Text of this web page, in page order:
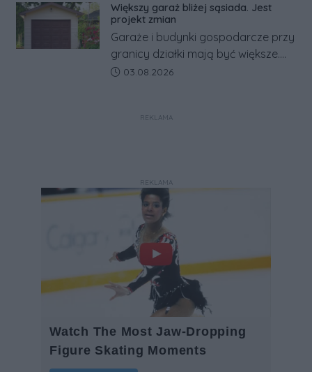
alarmowych, alertów RCB i aplikacji
w jeden system.
Większy garaż bliżej sąsiada. Jest
projekt zmian
Garaże i budynki gospodarcze przy
granicy działki mają być większe.
Projekt zaostrza też zasady
Data dodania artykułu:
03.08.2026
REKLAMA
REKLAMA